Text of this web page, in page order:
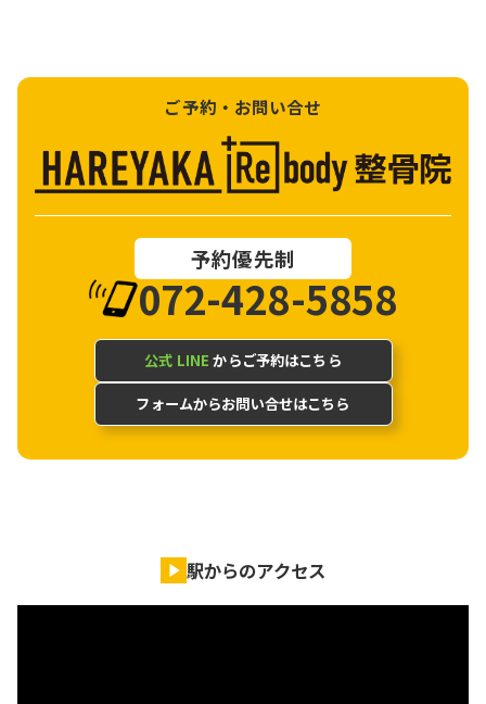
ご予約・お問い合せ
予約優先制
072-428-5858
公式 LINE からご予約はこちら
フォームからお問い合せはこちら
駅からのアクセス